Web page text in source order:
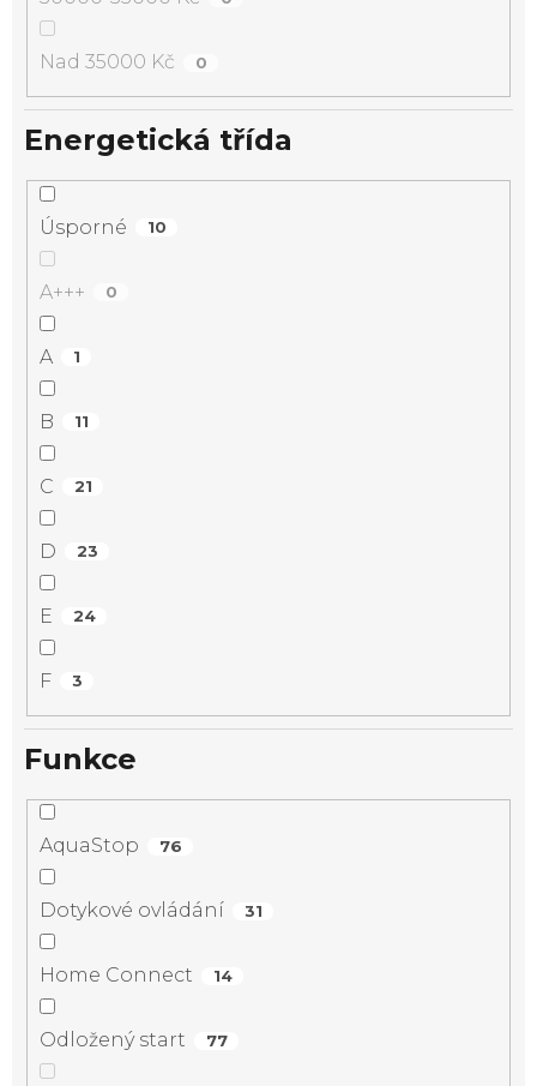
Nad 35000 Kč 0
Energetická třída
Úsporné 10
A+++ 0
A 1
B 11
C 21
D 23
E 24
F 3
Funkce
AquaStop 76
Dotykové ovládání 31
Home Connect 14
Odložený start 77